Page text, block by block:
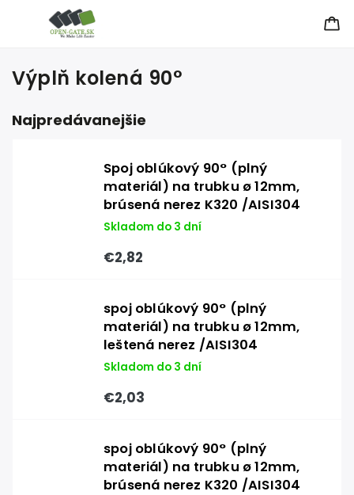
Výplň kolená 90°
Najpredávanejšie
Spoj oblúkový 90° (plný
materiál) na trubku ø 12mm,
brúsená nerez K320 /AISI304
Skladom do 3 dní
€2,82
spoj oblúkový 90° (plný
materiál) na trubku ø 12mm,
leštená nerez /AISI304
Skladom do 3 dní
€2,03
spoj oblúkový 90° (plný
materiál) na trubku ø 12mm,
brúsená nerez K320 /AISI304